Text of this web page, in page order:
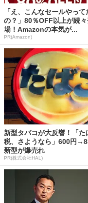
「え、こんなセールやって
の？」80％OFF以上が続
場！Amazonの本気が...
PR(Amazon)
新型タバコが大反響！「た
税、さようなら」600円
新型が爆売れ
PR(株式会社HAL)